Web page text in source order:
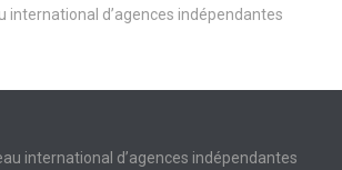
international d’agences indépendantes
international d’agences indépendantes